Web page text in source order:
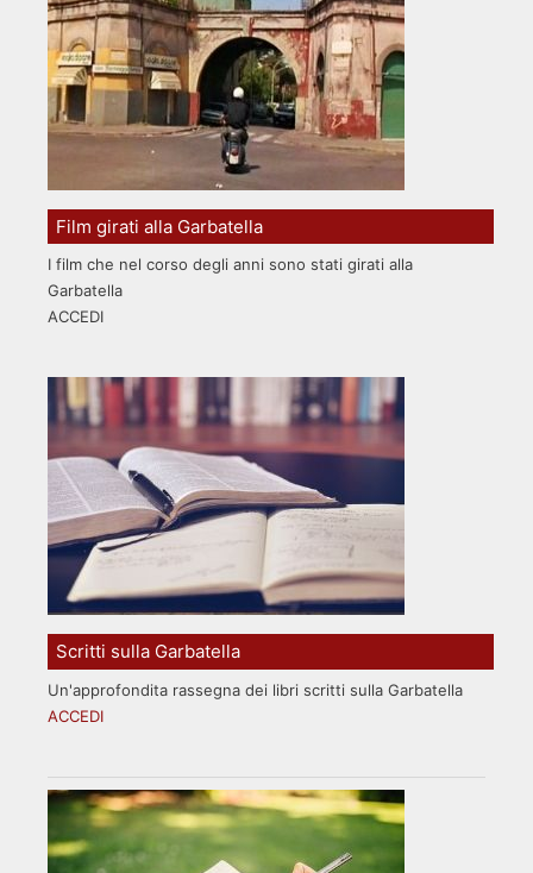
Film girati alla Garbatella
I film che nel corso degli anni sono stati girati alla
Garbatella
ACCEDI
Scritti sulla Garbatella
Un'approfondita rassegna dei libri scritti sulla Garbatella
ACCEDI